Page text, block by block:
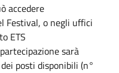
accedere
Festival, o negli uffici
ETS
sarà
posti disponibili (n°